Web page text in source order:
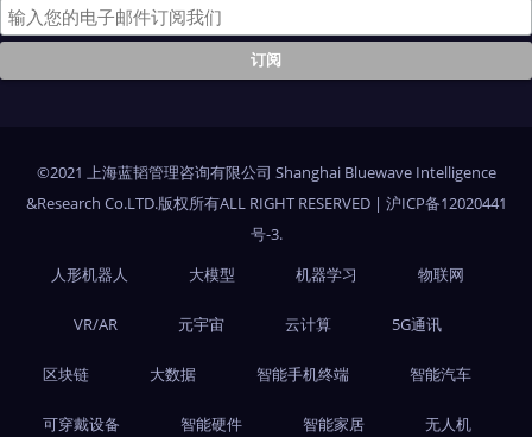
©2021 上海蓝韬管理咨询有限公司 Shanghai Bluewave Intelligence
&Research Co.LTD.版权所有ALL RIGHT RESERVED | 沪ICP备12020441
号-3.
人形机器人
大模型 机器学习 物联网
VR/AR 元宇宙 云计算 5G通讯
区块链 大数据 智能手机终端 智能汽车
可穿戴设备 智能硬件 智能家居 无人机